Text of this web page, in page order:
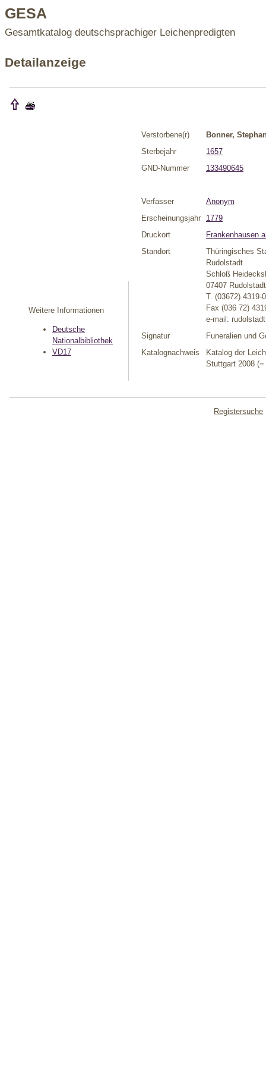
GESA
Gesamtkatalog deutschsprachiger Leichenpredigten
Detailanzeige
Weitere Informationen
Deutsche
Nationalbibliothek
VD17
Verstorbene(r)
Bonner,
Sterbejahr
1657
GND-Nummer
133490645
Verfasser
Anonym
Erscheinungsjahr
1779
Druckort
Frankenhausen
Standort
Thüringisches
Rudolstadt
Schloß
07407 Rudolstadt
T. (03672) 4319-0
Fax (036 72)
e-mail:
Signatur
Funeralien und
Katalognachweis
Katalog der
Stuttgart 2008
Registersuche